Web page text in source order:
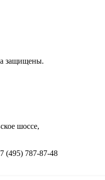
защищены.
шоссе,
(495) 787-87-48